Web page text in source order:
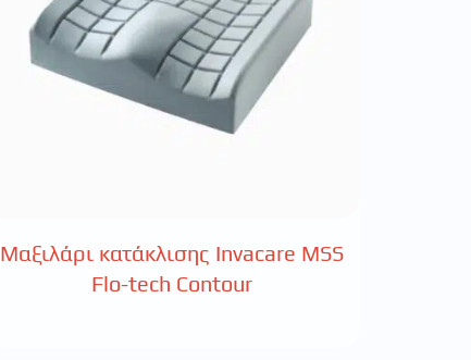
Μαξιλάρι κατάκλισης Invacare MSS
Flo-tech Contour